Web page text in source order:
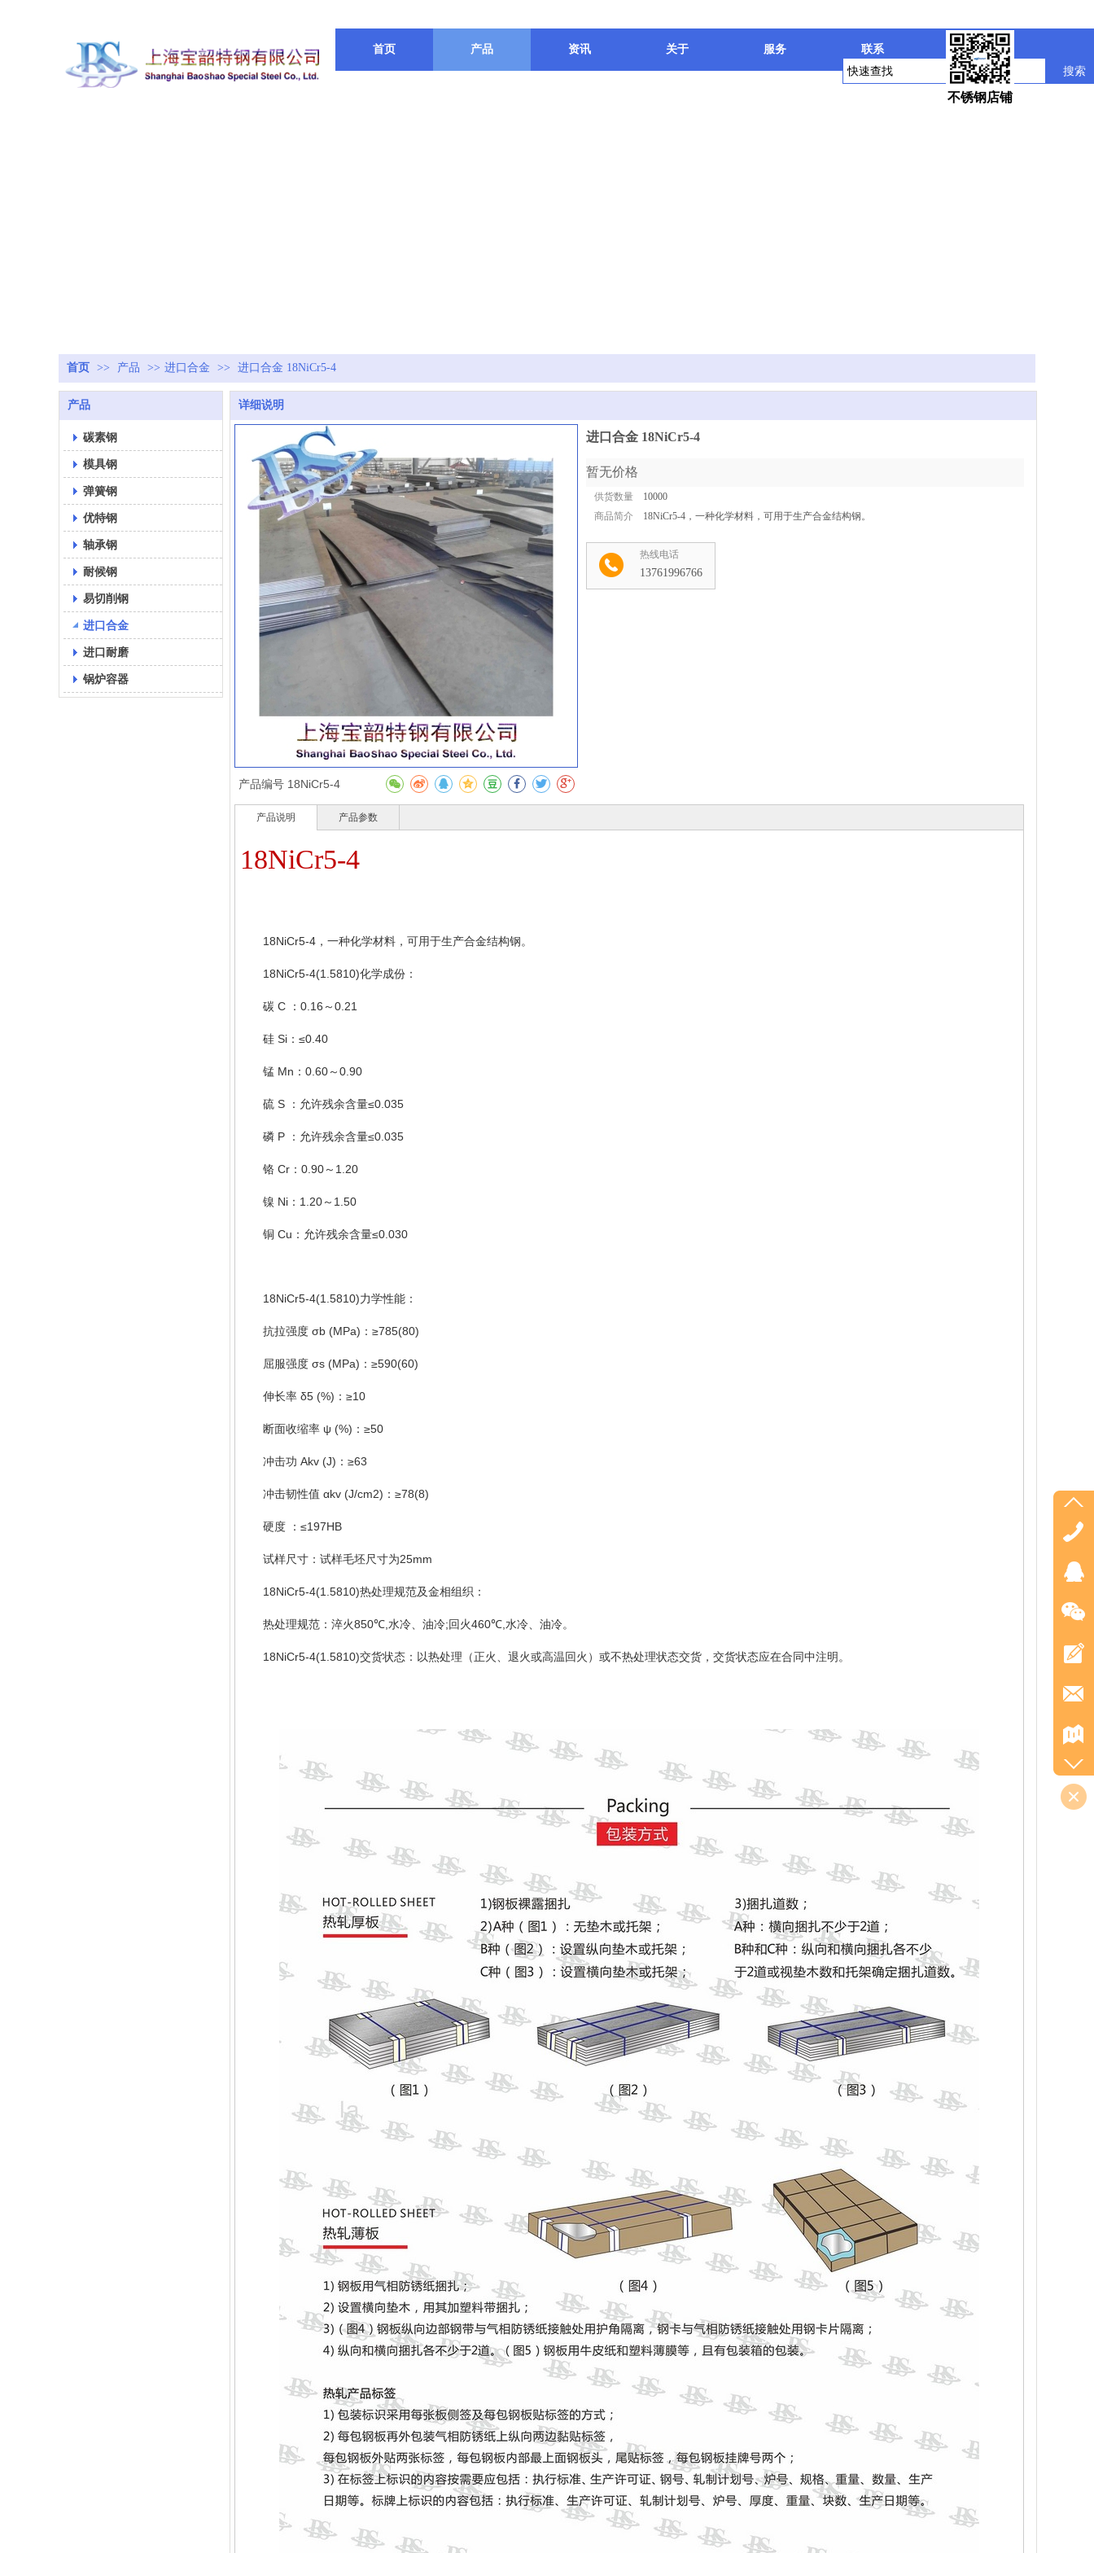
不锈钢店铺
搜索
首页 产品 资讯 关于 服务 联系
首页 >> 产品 >> 进口合金 >> 进口合金 18NiCr5-4
产品
碳素钢
模具钢
弹簧钢
优特钢
轴承钢
耐候钢
易切削钢
进口合金
进口耐磨
锅炉容器
详细说明
进口合金 18NiCr5-4
暂无价格
供货数量
10000
商品简介
18NiCr5-4，一种化学材料，可用于生产合金结构钢。
热线电话
13761996766
产品编号 18NiCr5-4
产品说明 产品参数
18NiCr5-4
18NiCr5-4 ，一种化学材料，可用于生产合金结构钢。
18NiCr5-4(1.5810)化学成份：
碳 C ： 0.16 ～ 0.21
硅 Si ： ≤0.40
锰 Mn ： 0.60 ～ 0.90
硫 S ：允许残余含量≤0.035
磷 P ：允许残余含量≤0.035
铬 Cr ： 0.90 ～ 1.20
镍 Ni ： 1.20 ～ 1.50
铜 Cu ：允许残余含量≤0.030
18NiCr5-4(1.5810)力学性能：
抗拉强度 σb (MPa) ： ≥785(80)
屈服强度 σs (MPa) ： ≥590(60)
伸长率 δ5 (%) ： ≥10
断面收缩率 ψ (%) ： ≥50
冲击功 Akv (J) ： ≥63
冲击韧性值 αkv (J/cm2) ： ≥78(8)
硬度 ： ≤197HB
试样尺寸：试样毛坯尺寸为25mm
18NiCr5-4(1.5810)热处理规范及金相组织：
热处理规范：淬火850℃, 水冷、油冷; 回火460℃, 水冷、油冷。
18NiCr5-4(1.5810)交货状态：以热处理（正火、退火或高温回火）或不热处理状态交货，交货状态应在合同中注明。